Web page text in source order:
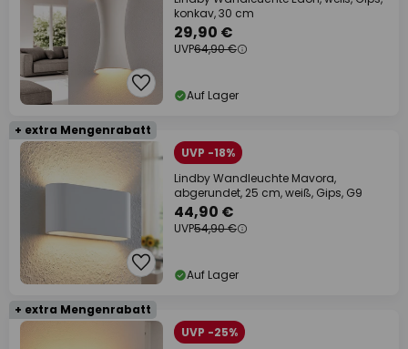
konkav, 30 cm
29,90 €
UVP64,90 €
Auf Lager
+ extra Mengenrabatt
UVP -18%
Lindby Wandleuchte Mavora,
abgerundet, 25 cm, weiß, Gips, G9
44,90 €
UVP54,90 €
Auf Lager
+ extra Mengenrabatt
UVP -25%